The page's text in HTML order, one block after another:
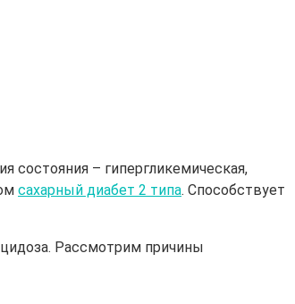
состояния – гипергликемическая,
сахарный диабет 2 типа. Способствует
Рассмотрим причины